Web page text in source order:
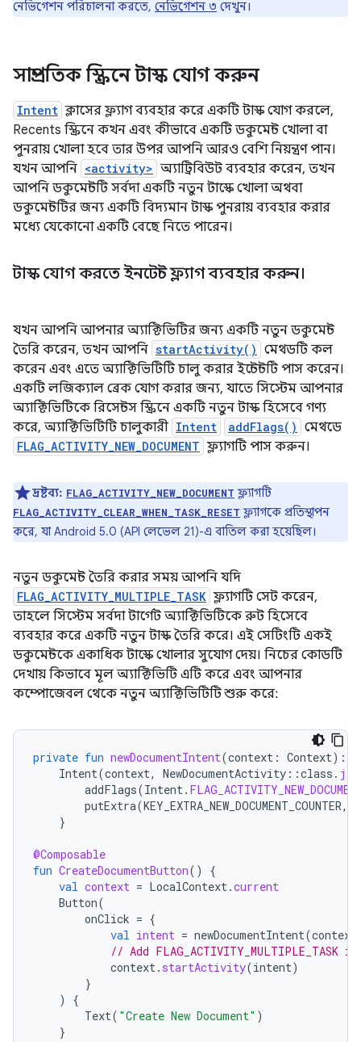
নেভিগেশন পরিচালনা করতে, নেভিগেশন ৩ দেখুন।
সাম্প্রতিক স্ক্রিনে টাস্ক যোগ করুন
Intent ক্লাসের ফ্ল্যাগ ব্যবহার করে একটি টাস্ক যোগ করলে,
Recents স্ক্রিনে কখন এবং কীভাবে একটি ডকুমেন্ট খোলা বা
পুনরায় খোলা হবে তার উপর আপনি আরও বেশি নিয়ন্ত্রণ পান।
যখন আপনি <activity> অ্যাট্রিবিউট ব্যবহার করেন, তখন
আপনি ডকুমেন্টটি সর্বদা একটি নতুন টাস্কে খোলা অথবা
ডকুমেন্টটির জন্য একটি বিদ্যমান টাস্ক পুনরায় ব্যবহার করার
মধ্যে যেকোনো একটি বেছে নিতে পারেন।
টাস্ক যোগ করতে ইনটেন্ট ফ্ল্যাগ ব্যবহার করুন।
যখন আপনি আপনার অ্যাক্টিভিটির জন্য একটি নতুন ডকুমেন্ট
তৈরি করেন, তখন আপনি startActivity() মেথডটি কল
করেন এবং এতে অ্যাক্টিভিটিটি চালু করার ইন্টেন্টটি পাস করেন।
একটি লজিক্যাল ব্রেক যোগ করার জন্য, যাতে সিস্টেম আপনার
অ্যাক্টিভিটিকে রিসেন্টস স্ক্রিনে একটি নতুন টাস্ক হিসেবে গণ্য
করে, অ্যাক্টিভিটিটি চালুকারী Intent addFlags() মেথডে
FLAG_ACTIVITY_NEW_DOCUMENT ফ্ল্যাগটি পাস করুন।
দ্রষ্টব্য: FLAG_ACTIVITY_NEW_DOCUMENT ফ্ল্যাগটি
FLAG_ACTIVITY_CLEAR_WHEN_TASK_RESET ফ্ল্যাগকে প্রতিস্থাপন
করে, যা Android 5.0 (API লেভেল 21)-এ বাতিল করা হয়েছিল।
নতুন ডকুমেন্ট তৈরি করার সময় আপনি যদি
FLAG_ACTIVITY_MULTIPLE_TASK ফ্ল্যাগটি সেট করেন,
তাহলে সিস্টেম সর্বদা টার্গেট অ্যাক্টিভিটিকে রুট হিসেবে
ব্যবহার করে একটি নতুন টাস্ক তৈরি করে। এই সেটিংটি একই
ডকুমেন্টকে একাধিক টাস্কে খোলার সুযোগ দেয়। নিচের কোডটি
দেখায় কিভাবে মূল অ্যাক্টিভিটি এটি করে এবং আপনার
কম্পোজেবল থেকে নতুন অ্যাক্টিভিটিটি শুরু করে:
private fun newDocumentIntent(context : Context):
Intent(context, NewDocumentActivity ::class .
addFlags(Intent .
putExtra(KEY_EXTRA_NEW_DOCUMENT_COUNTER,
}
@Composable
fun CreateDocumentButton()
{
val context = LocalContext .current
Button(
onClick = {
val intent = newDocumentIntent(context
// Add
context . startActivity(intent)
}
)
{
Text( "Create New Document" )
}